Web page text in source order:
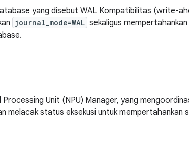
yang disebut WAL Kompatibilitas (write-
journal_mode=WAL sekaligus mempertahankan
Unit (NPU) Manager, yang
melacak status eksekusi untuk mempertahankan